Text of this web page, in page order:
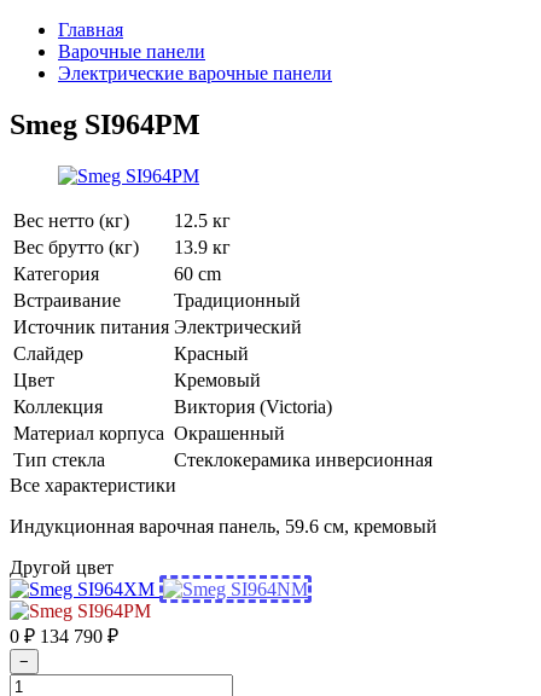
Главная
Варочные панели
Электрические варочные панели
Smeg SI964PM
Вес нетто (кг)
12.5 кг
Вес брутто (кг)
13.9 кг
Категория
60 cm
Встраивание
Традиционный
Источник питания Электрический
Слайдер
Красный
Цвет
Кремовый
Коллекция
Виктория (Victoria)
Материал корпуса Окрашенный
Тип стекла
Стеклокерамика инверсионная
Все характеристики
Индукционная варочная панель, 59.6 см, кремовый
Другой цвет
0 ₽ 134 790 ₽